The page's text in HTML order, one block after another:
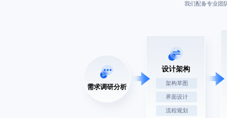
我们配备专业团
需求调研分析
设计架构
架构草图
界面设计
流程规划